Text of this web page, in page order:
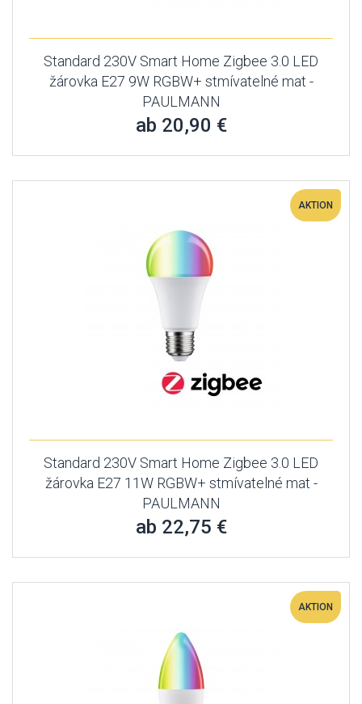
Standard 230V Smart Home Zigbee 3.0 LED
žárovka E27 9W RGBW+ stmívatelné mat -
PAULMANN
ab 20,90 €
AKTION
Standard 230V Smart Home Zigbee 3.0 LED
žárovka E27 11W RGBW+ stmívatelné mat -
PAULMANN
ab 22,75 €
AKTION